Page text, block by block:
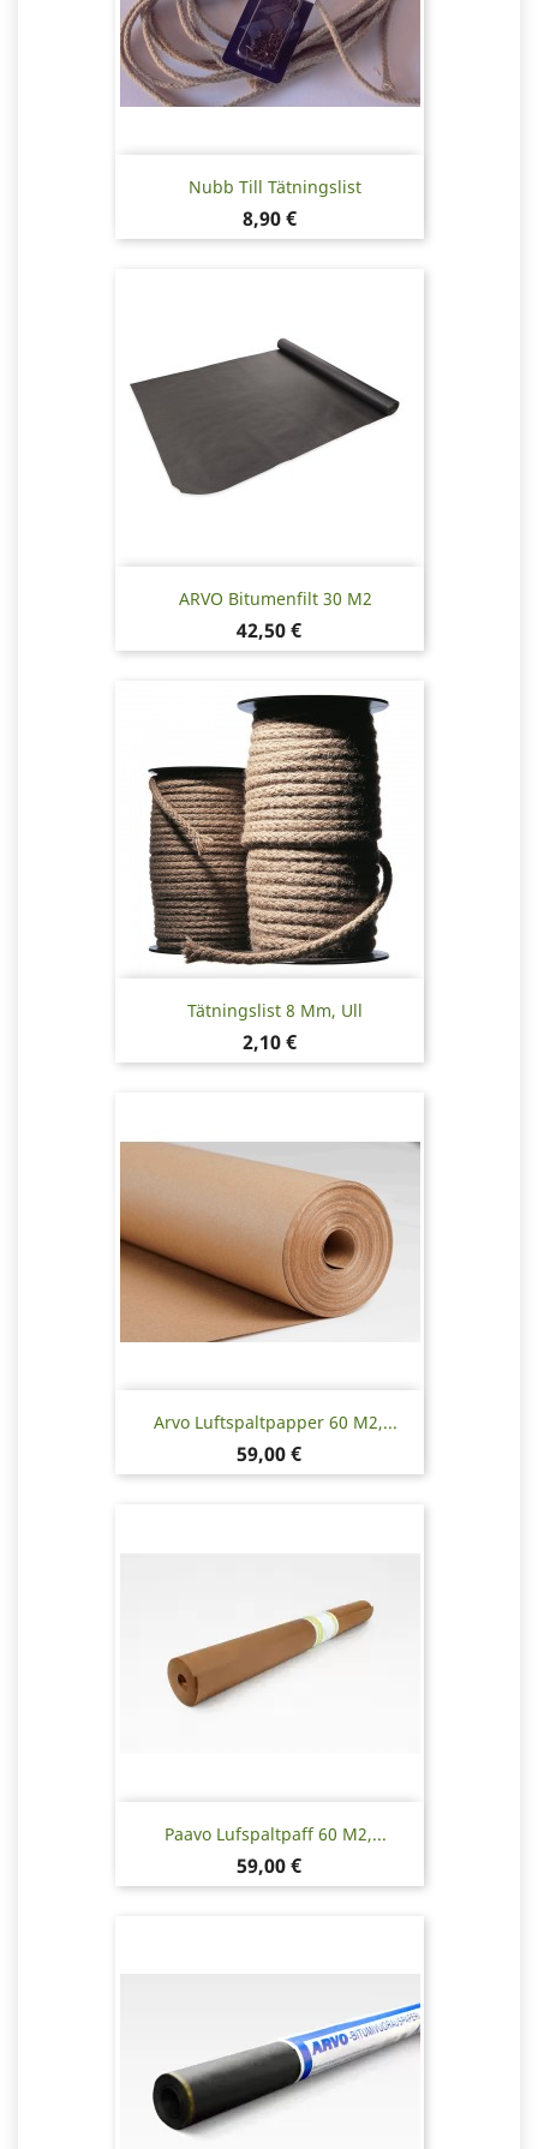
Nubb Till Tätningslist
Pris
8,90 €
ARVO Bitumenfilt 30 M2
Pris
42,50 €
Tätningslist 8 Mm, Ull
Pris
2,10 €
Arvo Luftspaltpapper 60 M2,...
Pris
59,00 €
Paavo Lufspaltpaff 60 M2,...
Pris
59,00 €